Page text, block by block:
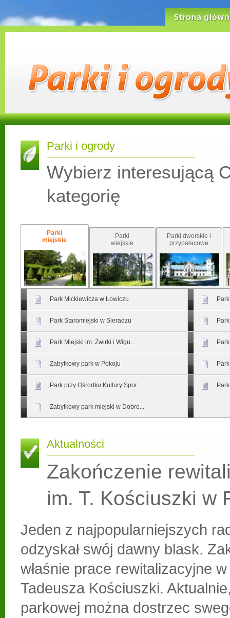
Parki i ogrody
Wybierz interesującą
kategorię
Parki
miejskie
Parki
wiejskie
Parki dworskie i
przypałacowe
Park Mickiewicza w Łowiczu
Park Staromiejski w Sieradzu
Park Miejski im. Żwirki i Wigu...
Zabytkowy park w Pokoju
Park przy Ośrodku Kultury Spor...
Zabytkowy park miejski w Dobro...
Aktualności
Zakończenie
im. T. Kościuszki w
Jeden z najpopularniejszych
odzyskał swój dawny blask.
właśnie prace rewitalizacyjne
Tadeusza Kościuszki.
parkowej można dostrzec
Strona główna